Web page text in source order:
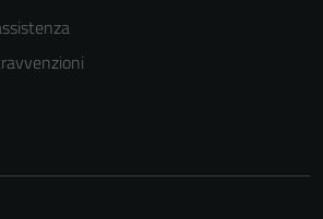
Questi cookie